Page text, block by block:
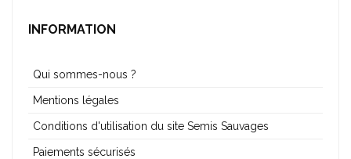
INFORMATION
Qui sommes-nous ?
Mentions légales
Conditions d'utilisation du site Semis Sauvages
Paiements sécurisés